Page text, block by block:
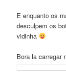
E enquanto os
desculpem os
vidinha
Bora la carregar